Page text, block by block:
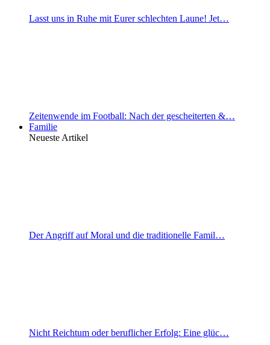
Lasst uns in Ruhe mit Eurer schlechten Laune! Jet…
Zeitenwende im Football: Nach der gescheiterten &…
Familie
Neueste Artikel
Der Angriff auf Moral und die traditionelle Famil…
Nicht Reichtum oder beruflicher Erfolg: Eine glüc…